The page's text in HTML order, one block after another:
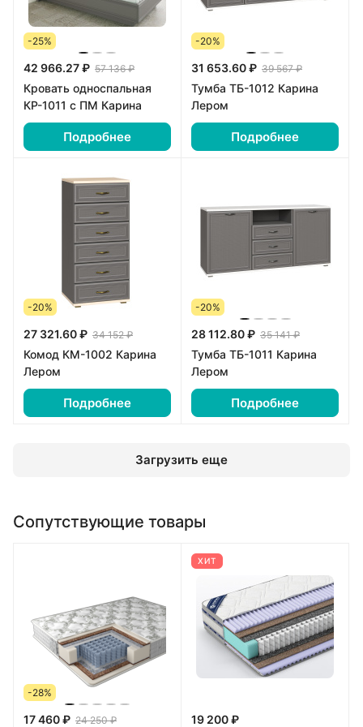
-25%
42 966.27 ₽ 57 136 ₽
Кровать односпальная
КР-1011 с ПМ Карина
Подробнее
-20%
31 653.60 ₽ 39 567 ₽
Тумба ТБ-1012 Карина
Лером
Подробнее
-20%
27 321.60 ₽ 34 152 ₽
Комод КМ-1002 Карина
Лером
Подробнее
-20%
28 112.80 ₽ 35 141 ₽
Тумба ТБ-1011 Карина
Лером
Подробнее
Загрузить еще
Сопутствующие товары
-28%
17 460 ₽ 24 250 ₽
ХИТ
19 200 ₽